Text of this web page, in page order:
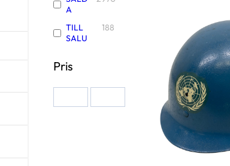
A
TILL
SALU
188
Pris